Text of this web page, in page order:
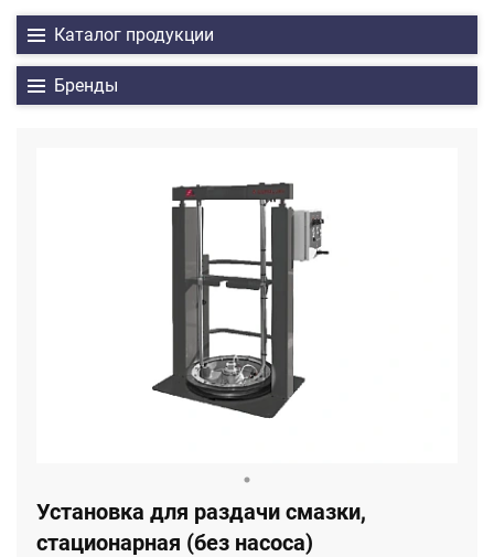
Каталог продукции
Бренды
Установка для раздачи смазки,
стационарная (без насоса)